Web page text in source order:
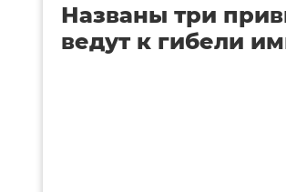
Названы три
ведут к гибели